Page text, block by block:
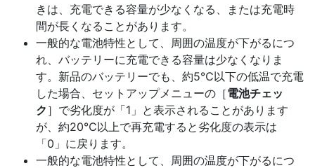
きは、充電できる容量が少なくなる、または充電時
間が長くなることがあります。
一般的な電池特性として、周囲の温度が下がるにつ
れ、バッテリーに充電できる容量は少なくなりま
す。新品のバッテリーでも、約5℃以下の低温で充電
した場合、セットアップメニューの［電池チェッ
ク ］で劣化度が「1」と表示されることがあります
が、約20℃以上で再充電すると劣化度の表示は
「0」に戻ります。
一般的な電池特性として、周囲の温度が下がるにつ